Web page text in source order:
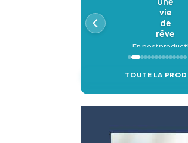
vie
de
rêve
En
TOUTE LA